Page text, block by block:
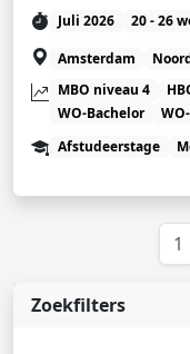
Zoekfilters
Juli 2026 20 - 26
Amsterdam
MBO niveau 4
WO-Bachelor
Afstudeerstage
1